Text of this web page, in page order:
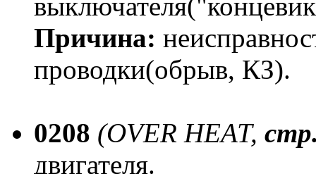
Причина:
проводки(обрыв, КЗ).
0208 (OVER HEAT,
двигателя.